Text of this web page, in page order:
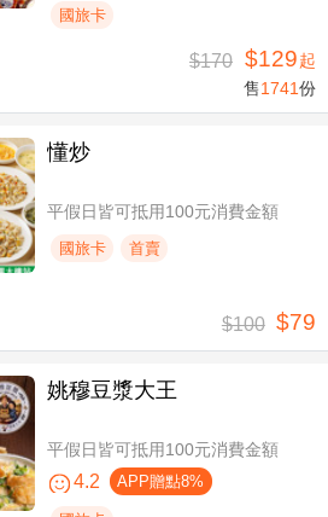
國旅卡
$170 $129起
售1741份
懂炒
平假日皆可抵用100元消費金額
國旅卡 首賣
$100 $79
姚穆豆漿大王
平假日皆可抵用100元消費金額
4.2 APP贈點8%